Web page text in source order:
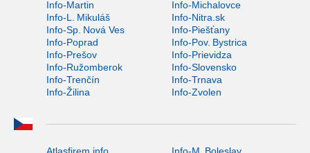
Info-Martin
Info-Michalovce
Info-L. Mikuláš
Info-Nitra.sk
Info-Sp. Nová Ves
Info-Piešťany
Info-Poprad
Info-Pov. Bystrica
Info-Prešov
Info-Prievidza
Info-Ružomberok
Info-Slovensko
Info-Trenčín
Info-Trnava
Info-Žilina
Info-Zvolen